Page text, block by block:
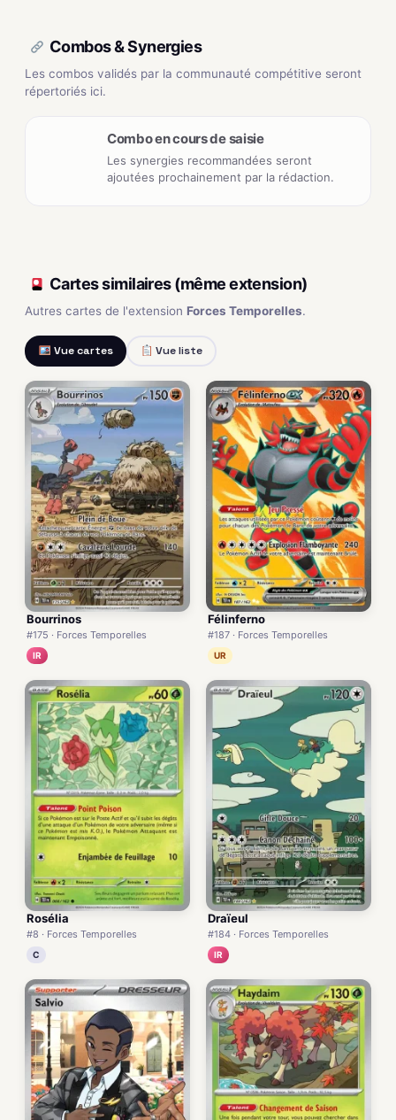
Combos & Synergies
Les combos validés par la communauté compétitive seront
répertoriés ici.
Combo en cours de saisie
Les synergies recommandées seront
ajoutées prochainement par la rédaction.
Cartes similaires (même extension)
Autres cartes de l'extension Forces Temporelles.
Vue cartes Vue liste
Bourrinos
#175 · Forces Temporelles
IR
Félinferno
#187 · Forces Temporelles
UR
Rosélia
#8 · Forces Temporelles
C
Draïeul
#184 · Forces Temporelles
IR